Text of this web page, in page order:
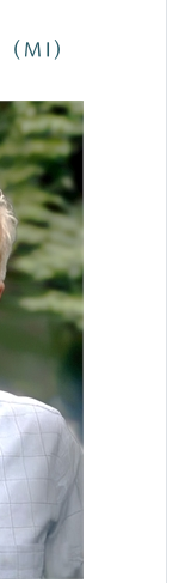
(MI)